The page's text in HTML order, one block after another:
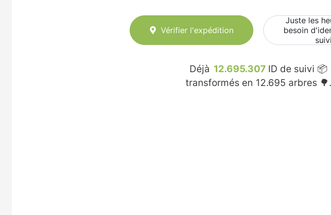
Vérifier l'expédition
Juste les
besoin
Déjà 12.695.307ID de suivi 📦
transformés en 12.695 arbres 🌳.